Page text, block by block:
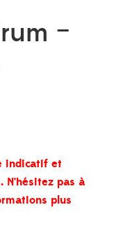
–
€
€
indicatif et
pas à
plus